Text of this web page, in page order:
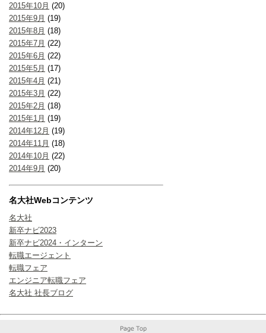
2015年10月 (20)
2015年9月 (19)
2015年8月 (18)
2015年7月 (22)
2015年6月 (22)
2015年5月 (17)
2015年4月 (21)
2015年3月 (22)
2015年2月 (18)
2015年1月 (19)
2014年12月 (19)
2014年11月 (18)
2014年10月 (22)
2014年9月 (20)
名大社Webコンテンツ
名大社
新卒ナビ2023
新卒ナビ2024・インターン
転職エージェント
転職フェア
エンジニア転職フェア
名大社 社長ブログ